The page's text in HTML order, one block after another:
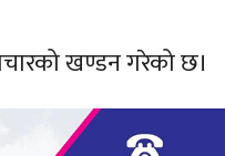
खण्डन गरेको छ।